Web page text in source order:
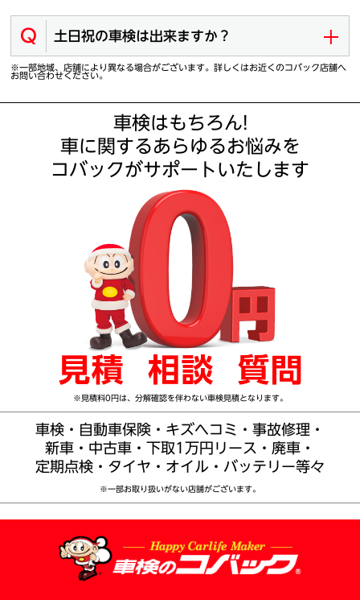
Q 土日祝の車検は出来ますか？
※一部地域、店舗により異なる場合がございます。詳しくはお近くのコバック店舗へ
お問い合わせください。
車検はもちろん!
車に関するあらゆるお悩みを
コバックがサポートいたします
※見積料0円は、分解確認を伴わない車検見積となります。
車検・自動車保険・キズヘコミ・事故修理・
新車・中古車・下取1万円リース・廃車・
定期点検・タイヤ・オイル・バッテリー等々
※一部お取り扱いがない店舗がございます。